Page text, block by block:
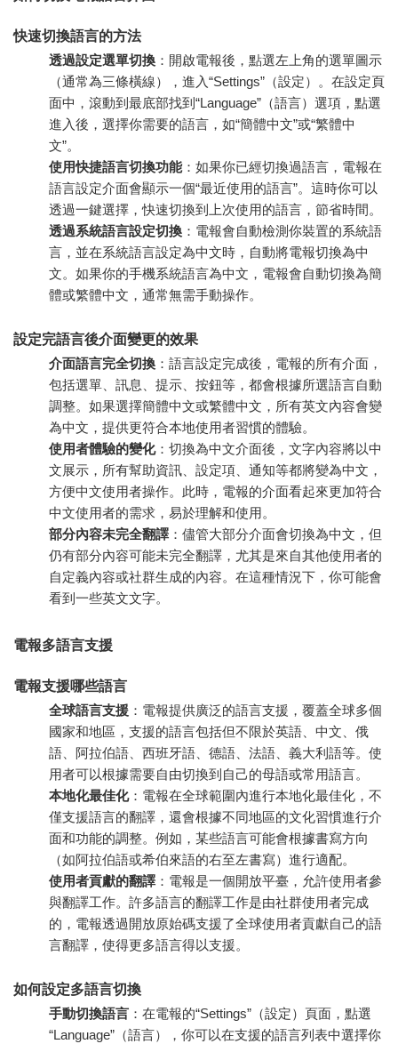
快速切換語言的方法
透過設定選單切換 ：開啟電報後，點選左上角的選單圖示
（通常為三條橫線），進入“Settings”（設定）。在設定頁
面中，滾動到最底部找到“Language”（語言）選項，點選
進入後，選擇你需要的語言，如“簡體中文”或“繁體中
文”。
使用快捷語言切換功能：如果你已經切換過語言，電報在
語言設定介面會顯示一個“最近使用的語言”。這時你可以
透過一鍵選擇，快速切換到上次使用的語言，節省時間。
透過系統語言設定切換 ：電報會自動檢測你裝置的系統語
言，並在系統語言設定為中文時，自動將電報切換為中
文。如果你的手機系統語言為中文，電報會自動切換為簡
體或繁體中文，通常無需手動操作。
設定完語言後介面變更的效果
介面語言完全切換 ：語言設定完成後，電報的所有介面，
包括選單、訊息、提示、按鈕等，都會根據所選語言自動
調整。如果選擇簡體中文或繁體中文，所有英文內容會變
為中文，提供更符合本地使用者習慣的體驗。
使用者體驗的變化：切換為中文介面後，文字內容將以中
文展示，所有幫助資訊、設定項、通知等都將變為中文，
方便中文使用者操作。此時，電報的介面看起來更加符合
中文使用者的需求，易於理解和使用。
部分內容未完全翻譯 ：儘管大部分介面會切換為中文，但
仍有部分內容可能未完全翻譯，尤其是來自其他使用者的
自定義內容或社群生成的內容。在這種情況下，你可能會
看到一些英文文字。
電報多語言支援
電報支援哪些語言
全球語言支援 ：電報提供廣泛的語言支援，覆蓋全球多個
國家和地區，支援的語言包括但不限於英語、中文、俄
語、阿拉伯語、西班牙語、德語、法語、義大利語等。使
用者可以根據需要自由切換到自己的母語或常用語言。
本地化最佳化：電報在全球範圍內進行本地化最佳化，不
僅支援語言的翻譯，還會根據不同地區的文化習慣進行介
面和功能的調整。例如，某些語言可能會根據書寫方向
（如阿拉伯語或希伯來語的右至左書寫）進行適配。
使用者貢獻的翻譯 ：電報是一個開放平臺，允許使用者參
與翻譯工作。許多語言的翻譯工作是由社群使用者完成
的，電報透過開放原始碼支援了全球使用者貢獻自己的語
言翻譯，使得更多語言得以支援。
如何設定多語言切換
手動切換語言 ：在電報的“Settings”（設定）頁面，點選
“Language”（語言），你可以在支援的語言列表中選擇你